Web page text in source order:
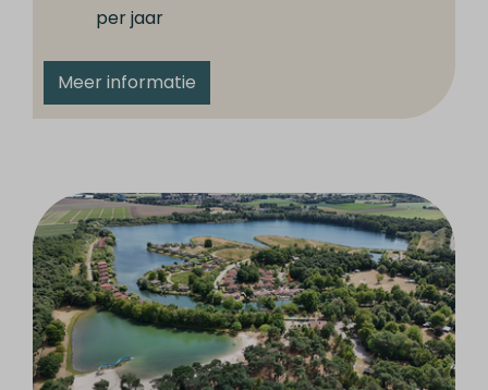
per jaar
Meer informatie